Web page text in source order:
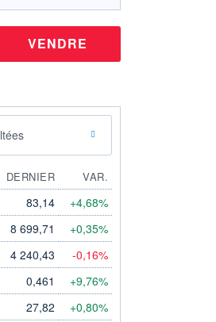
VENDRE
DERNIER
VAR.
83,14 +4,68%
8 699,71 +0,35%
4 240,43 -0,16%
0,461 +9,76%
27,82 +0,80%